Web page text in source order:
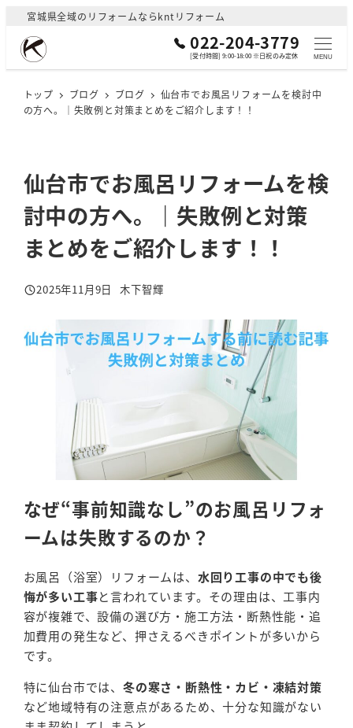
コ
宮城県全域のリフォームならkntリフォーム
022-204-3779
[受付時間] 9:00-18:00 ※日祝のみ定休 MENU
トップ ブログ ブログ
仙台市でお風呂リフォームを検討中
の方へ。｜失敗例と対策まとめをご紹介します！！
仙台市でお風呂リフォームを検
討中の方へ。｜失敗例と対策
まとめをご紹介します！！
投稿日
2025年11月9日
著
木下智輝
なぜ“事前知識なし”のお風呂リフォ
ームは失敗するのか？
お風呂（浴室）リフォームは、 水回り工事の中でも後
悔が多い工事と言われています。その理由は、工事内
容が複雑で、設備の選び方・施工方法・断熱性能・追
加費用の発生など、押さえるべきポイントが多いから
です。
特に仙台市では、 冬の寒さ・断熱性・カビ・凍結対策
など地域特有の注意点があるため、十分な知識がない